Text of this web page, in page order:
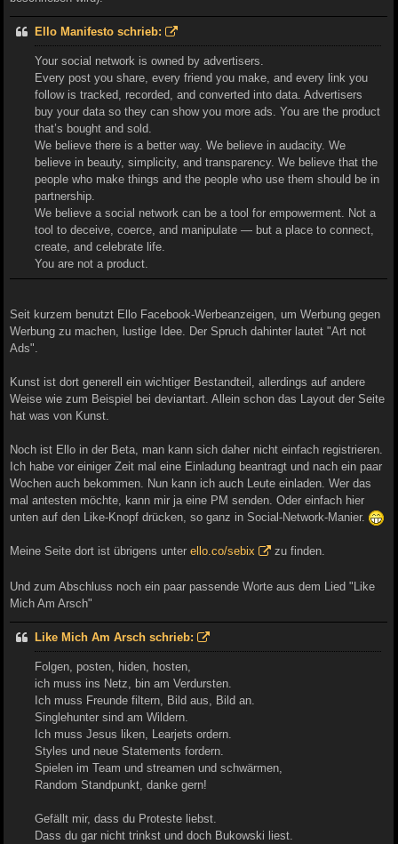
Ello Manifesto schrieb:
Your social network is owned by advertisers.
Every post you share, every friend you make, and every link you
follow is tracked, recorded, and converted into data. Advertisers
buy your data so they can show you more ads. You are the product
that’s bought and sold.
We believe there is a better way. We believe in audacity. We
believe in beauty, simplicity, and transparency. We believe that the
people who make things and the people who use them should be in
partnership.
We believe a social network can be a tool for empowerment. Not a
tool to deceive, coerce, and manipulate — but a place to connect,
create, and celebrate life.
You are not a product.
Seit kurzem benutzt Ello Facebook-Werbeanzeigen, um Werbung gegen
Werbung zu machen, lustige Idee. Der Spruch dahinter lautet "Art not
Ads".
Kunst ist dort generell ein wichtiger Bestandteil, allerdings auf andere
Weise wie zum Beispiel bei deviantart. Allein schon das Layout der Seite
hat was von Kunst.
Noch ist Ello in der Beta, man kann sich daher nicht einfach registrieren.
Ich habe vor einiger Zeit mal eine Einladung beantragt und nach ein paar
Wochen auch bekommen. Nun kann ich auch Leute einladen. Wer das
mal antesten möchte, kann mir ja eine PM senden. Oder einfach hier
unten auf den Like-Knopf drücken, so ganz in Social-Network-Manier.
Meine Seite dort ist übrigens unter ello.co/sebix zu finden.
Und zum Abschluss noch ein paar passende Worte aus dem Lied "Like
Mich Am Arsch"
Like Mich Am Arsch schrieb:
Folgen, posten, hiden, hosten,
ich muss ins Netz, bin am Verdursten.
Ich muss Freunde filtern, Bild aus, Bild an.
Singlehunter sind am Wildern.
Ich muss Jesus liken, Learjets ordern.
Styles und neue Statements fordern.
Spielen im Team und streamen und schwärmen,
Random Standpunkt, danke gern!
Gefällt mir, dass du Proteste liebst.
Dass du gar nicht trinkst und doch Bukowski liest.